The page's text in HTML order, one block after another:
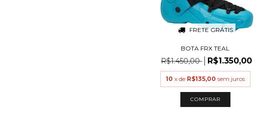
FRETE GRÁTIS
BOTA FRX TEAL
R$1.450,00 R$1.350,00
10 x de R$135,00 sem juros
COMPRAR